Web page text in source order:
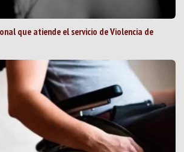
que atiende el servicio de Violencia de